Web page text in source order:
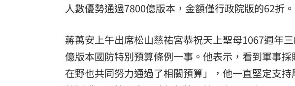
人數優勢通過7800億版本，金額僅行政院版的62折。
蔣萬安上午出席松山慈祐宮恭祝天上聖母1067週年
億版本國防特別預算條例一事。他表示，看到軍事
在野也共同努力通過了相關預算」，他一直堅定支